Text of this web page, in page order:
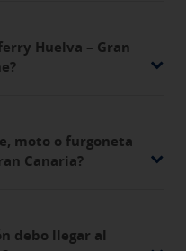
Huelva – Gran
moto o furgoneta
Canaria?
debo llegar al